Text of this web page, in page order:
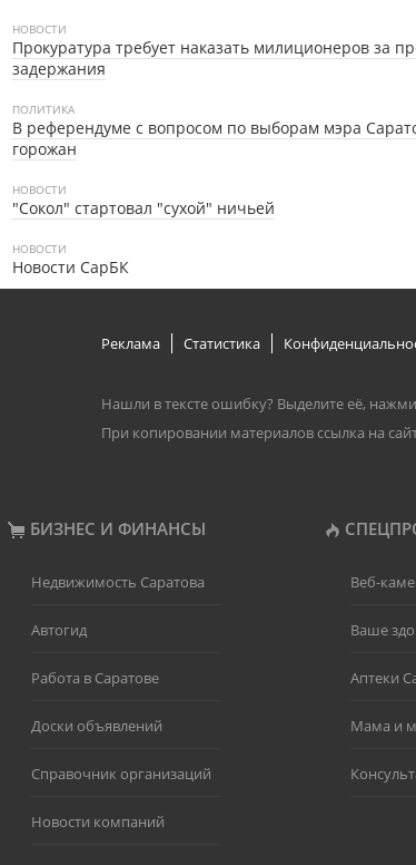
НОВОСТИ
Прокуратура требует наказать милиционеров за
задержания
ПОЛИТИКА
В референдуме с вопросом по выборам мэра
горожан
НОВОСТИ
"Сокол" стартовал "сухой" ничьей
НОВОСТИ
Новости СарБК
Реклама Статистика
Нашли в тексте ошибку? Выделите её,
При копировании материалов ссылка на
БИЗНЕС И ФИНАНСЫ
Недвижимость Саратова
Автогид
Работа в Саратове
Доски объявлений
Справочник организаций
Новости компаний
Веб-
Ваше
Аптеки
Мама и